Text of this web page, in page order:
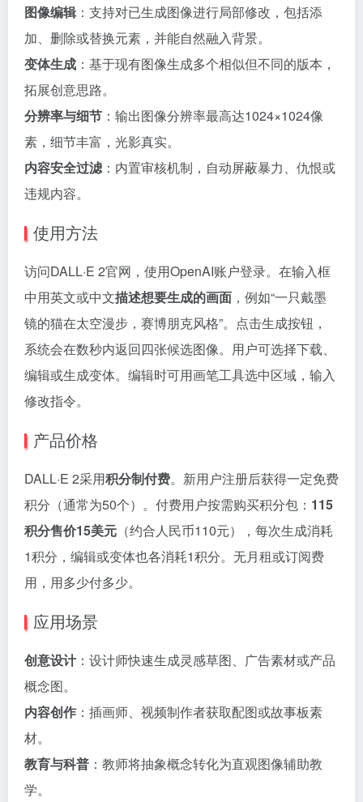
图像编辑：支持对已生成图像进行局部修改，包括添
加、删除或替换元素，并能自然融入背景。
变体生成 ：基于现有图像生成多个相似但不同的版本，
拓展创意思路。
分辨率与细节 ：输出图像分辨率最高达1024×1024像
素，细节丰富，光影真实。
内容安全过滤：内置审核机制，自动屏蔽暴力、仇恨或
违规内容。
使用方法
访问DALL·E 2官网，使用OpenAI账户登录。在输入框
中用英文或中文描述想要生成的画面 ，例如“一只戴墨
镜的猫在太空漫步，赛博朋克风格”。点击生成按钮，
系统会在数秒内返回四张候选图像。用户可选择下载、
编辑或生成变体。编辑时可用画笔工具选中区域，输入
修改指令。
产品价格
DALL·E 2采用积分制付费。新用户注册后获得一定免费
积分（通常为50个）。付费用户按需购买积分包： 115
积分售价15美元 （约合人民币110元），每次生成消耗
1积分，编辑或变体也各消耗1积分。无月租或订阅费
用，用多少付多少。
应用场景
创意设计：设计师快速生成灵感草图、广告素材或产品
概念图。
内容创作 ：插画师、视频制作者获取配图或故事板素
材。
教育与科普 ：教师将抽象概念转化为直观图像辅助教
学。